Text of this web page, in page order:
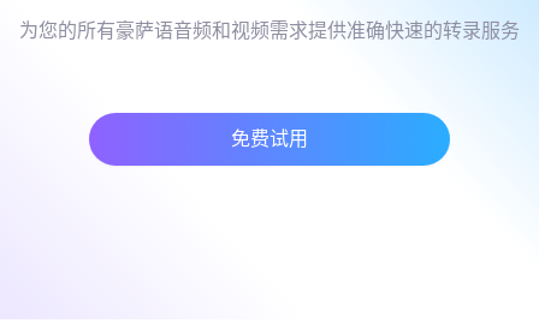
为您的所有豪萨语音频和视频需求提供准确快速的转录服务
免费试用